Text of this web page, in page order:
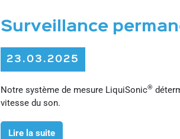
Surveillance
23.03.2025
Notre système de mesure LiquiSonic®
vitesse du son.
Lire la suite